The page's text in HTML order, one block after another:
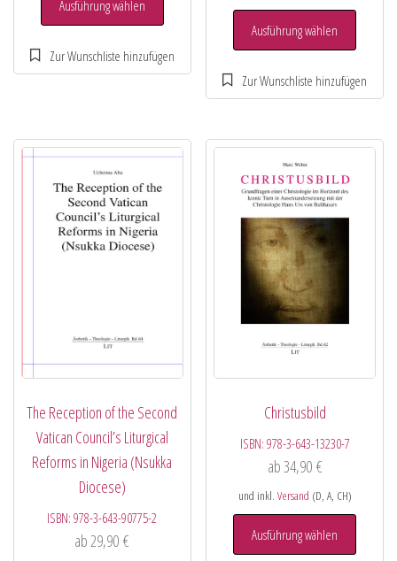
Ausführung wählen
Ausführung wählen
The Reception of the Second
Vatican Council’s Liturgical
Reforms in Nigeria (Nsukka
Diocese)
ISBN:978-3-643-90775-2
ab29,90€
Christusbild
ISBN: 978-3-643-13230-7
ab34,90 €
und inkl. Versand (D, A, CH)
Ausführung wählen